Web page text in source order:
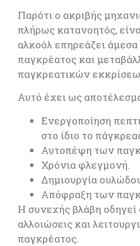
Παρότι ο ακριβής
πλήρως κατανοητός,
αλκοόλ επηρεάζει
παγκρέατος και
παγκρεατικών
Αυτό έχει ως
Ενεργοποίηση
στο ίδιο το
Αυτοπέψη των
Χρόνια φλεγμονή.
Δημιουργία
Απόφραξη των
Η συνεχής βλάβη οδηγεί
αλλοιώσεις και
παγκρέατος.